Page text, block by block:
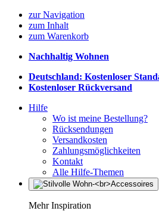
zur Navigation
zum Inhalt
zum Warenkorb
Nachhaltig Wohnen
Deutschland: Kostenloser
Kostenloser Rückversand
Hilfe
Wo ist meine Bestellung?
Rücksendungen
Versandkosten
Zahlungsmöglichkeiten
Kontakt
Alle Hilfe-Themen
Mehr Inspiration